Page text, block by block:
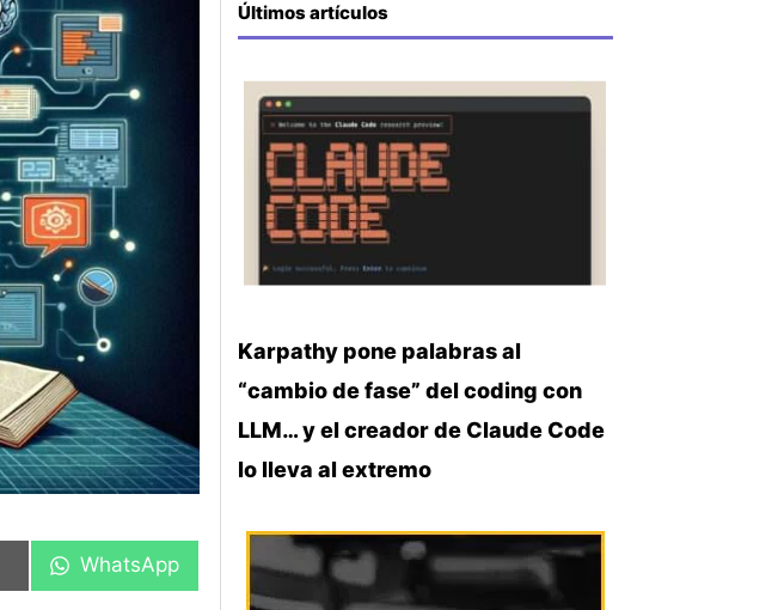
en
WhatsApp
en
Últimos artículos
Karpathy pone palabras al
“cambio de fase” del coding con
LLM… y el creador de Claude Code
lo lleva al extremo